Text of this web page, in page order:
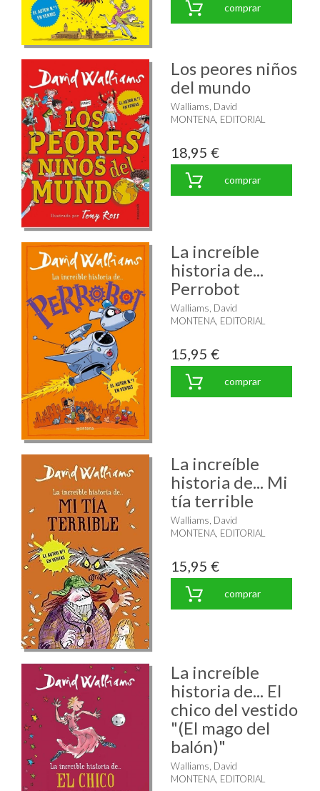
comprar
Los peores niños
del mundo
Walliams, David
MONTENA, EDITORIAL
18,95 €
comprar
La increíble
historia de...
Perrobot
Walliams, David
MONTENA, EDITORIAL
15,95 €
comprar
La increíble
historia de... Mi
tía terrible
Walliams, David
MONTENA, EDITORIAL
15,95 €
comprar
La increíble
historia de... El
chico del vestido
"(El mago del
balón)"
Walliams, David
MONTENA, EDITORIAL